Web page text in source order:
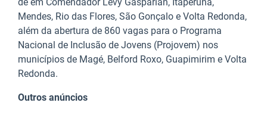
Mendes, Rio das Flores, São Gonçalo e Volta Redonda,
além da abertura de 860 vagas para o Programa
Nacional de Inclusão de Jovens (Projovem) nos
municípios de Magé, Belford Roxo, Guapimirim e Volta
Redonda.
Outros anúncios